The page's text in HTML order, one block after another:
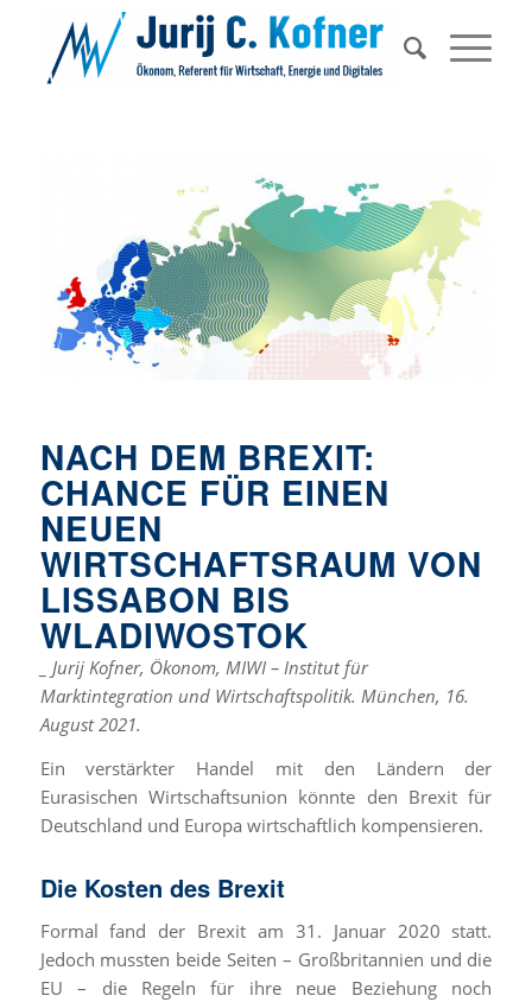
NACH DEM BREXIT:
CHANCE FÜR EINEN
NEUEN
WIRTSCHAFTSRAUM VON
LISSABON BIS
WLADIWOSTOK
_ Jurij Kofner, Ökonom, MIWI – Institut für
Marktintegration und Wirtschaftspolitik. München, 16.
August 2021.
Ein verstärkter Handel mit den Ländern der
Eurasischen Wirtschaftsunion könnte den Brexit für
Deutschland und Europa wirtschaftlich kompensieren.
Die Kosten des Brexit
Formal fand der Brexit am 31. Januar 2020 statt.
Jedoch mussten beide Seiten – Großbritannien und die
EU – die Regeln für ihre neue Beziehung noch